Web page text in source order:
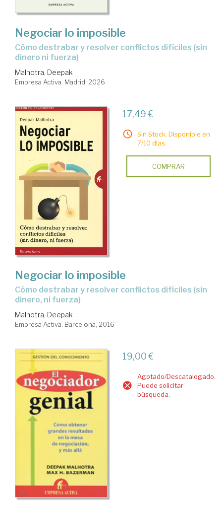
Negociar lo imposible
Cómo destrabar y resolver conflictos difíciles (sin
dinero ni fuerza)
Malhotra, Deepak
Empresa Activa. Madrid, 2026
17,49 €
Sin Stock. Disponible en
7/10 días.
COMPRAR
Negociar lo imposible
cómo destrabar y resolver conflictos difíciles (sin
dinero, ni fuerza)
Malhotra, Deepak
Empresa Activa. Barcelona, 2016
19,00 €
Agotado/Descatalogado.
Puede solicitar
búsqueda.